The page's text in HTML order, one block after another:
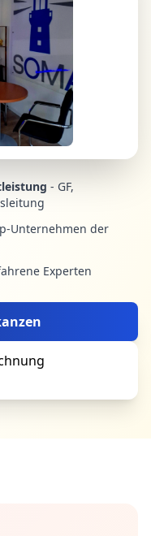
- GF,
Unternehmen der
Experten